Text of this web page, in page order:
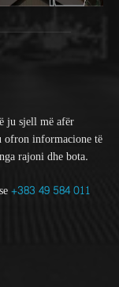
ju sjell më afër
informacione të
rajoni dhe bota.
+383 49 584 011